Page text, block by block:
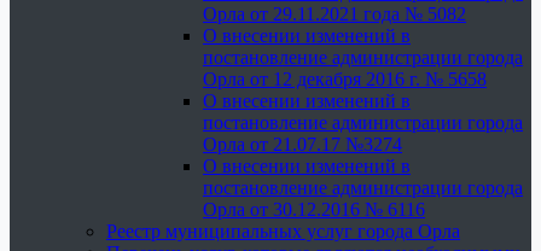
Орла от 29.11.2021 года № 5082
О внесении изменений в
постановление администрации города
Орла от 12 декабря 2016 г. № 5658
О внесении изменений в
постановление администрации города
Орла от 21.07.17 №3274
О внесении изменений в
постановление администрации города
Орла от 30.12.2016 № 6116
Реестр муниципальных услуг города Орла